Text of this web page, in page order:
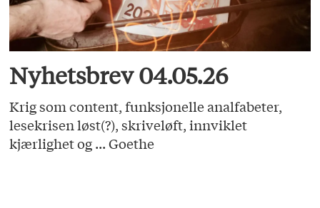
Nyhetsbrev 04.05.26
Krig som content, funksjonelle analfabeter,
lesekrisen løst(?), skriveløft, innviklet
kjærlighet og ... Goethe